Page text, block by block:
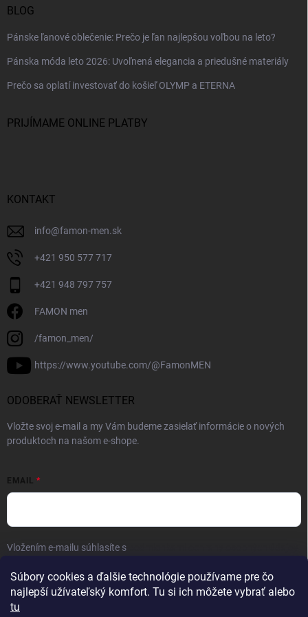
Súbory cookies a ďalšie technológie používame pre čo
najlepší užívateľský komfort. Tu si ich môžete vybrať alebo
tu
BLOG
Pánske ľanové oblečenie: Prečo je ľan najlepšou voľbou na leto?
Pánska móda leto 2026: Uvoľnená elegancia a priedušné materiály
Prečo sa oplatí investovať do košieľ OLYMP a ETERNA
PRIJÍMAME ONLINE PLATBY
KONTAKT
info@famon-men.sk
+421 950 577 717
+421 948 797 757
FAMON men
/famon_men/
https://www.youtube.com/@FamonMEN
ODOBERAŤ NEWSLETTER
Vložte svoj e-mail a my Vám budeme zasielať informácie o nových
produktoch na našom e-shope.
EMAIL
Vložením e-mailu súhlasíte s
Prihlásiť sa